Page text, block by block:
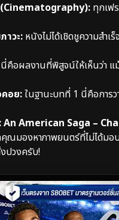
(Cinematography): ทุกเฟ
าวะ: หนังไม่ได้เชิดชูความสำเ
นี่คือผลงานที่พิสูจน์ให้เห็นว่า แ
อย:ในฐานะบทที่ 1 นี่คือการว
American Saga –
ณมองหาภาพยนตร์ที่ไม่ได้ม
ปวงครับ!